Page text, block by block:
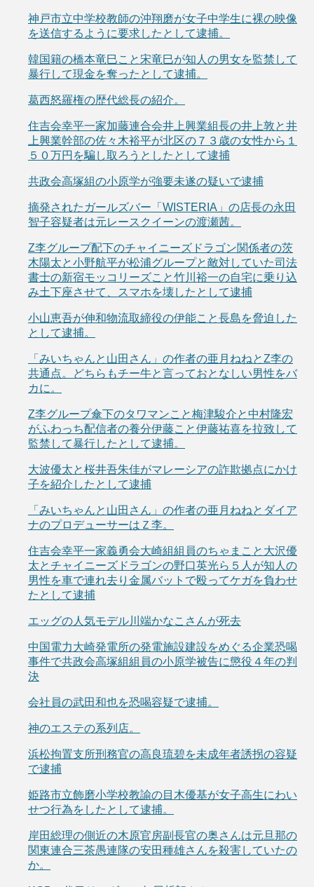
神戸市立中学校教師の沖翔磨が女子中学生に裸の映像
を送信するように要求したとして逮捕。
韓国籍の橋本竜巳こと宋竜巳が知人の男女を監禁して
暴行して現金を奪ったとして逮捕。
葛西怒羅権の歴代総長の紹介。
住吉会幸平一家加藤連合会井上興業組長の井上敦と井
上興業幹部の佐々木裕平が北区の７３歳の女性から１
５０万円を騙し取ろうとしたとして逮捕
共政会高塚組の小原学が強要未遂の疑いで逮捕
摘発されたガールズバー「WISTERIA」の店長の永田
智子容疑者は元レースクイーンの渡瀬茜。
Z李グループ配下のチャイニーズドラゴン関係者の茨
木陽太と小野航平が松浦グループと敵対していた司法
書士の新宿モッコリーズこと竹川裕一の自宅に乗り込
み土下座させて、スマホを壊したとして逮捕
小山恵吾が伸和物流取締役の伊能こと長島を脅迫した
として逮捕。
「みいちゃんと山田さん」の作者の亜月ねねとZ李の
共通点。どちらもチー牛と言っておとなしい男性をバ
カに。
Z李グループ傘下のタワマンこと梅津駿介と中村隆宏
がふわっち配信者の養分伊藤こと伊藤祐喜を拉致して
監禁して暴行したとして逮捕。
大波優太と桜井吾朱佳がマレーシアの詐欺拠点にかけ
子を紹介したとして逮捕
「みいちゃんと山田さん」の作者の亜月ねねとダイア
ナのプロデューサーはＺ李。
住吉会幸平一家義勇会大崎組組員のちゃまこと大沢優
太とチャイニーズドラゴンの野口英光ら５人が知人の
男性を車で連れ去り金属バットで殴ってケガを負わせ
たとして逮捕
エッグの人気モデル川端かなこさんが死去
中国電力大崎発電所の発電施設建設をめぐる企業恐喝
事件で共政会高塚組組員の小原学被告に懲役４年の判
決
会社員の武田和也を恐喝容疑で逮捕。
神のエステの系列店。
浜松拘置支所刑務官の高良琉碧を未成年者誘拐の容疑
で逮捕
姫路市立飾磨小学校教諭の目木優基が女子高生にわい
せつ行為をしたとして逮捕。
岸田総理の側近の木原官房副長官の奥さんは元旦那の
関東連合三茶愚連隊の安田種雄さんを殺害していたの
か。